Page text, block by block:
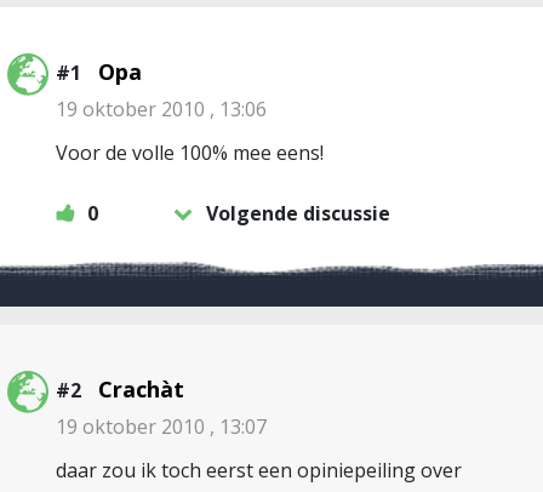
#1 Opa
19 oktober 2010 , 13:06
Voor de volle 100% mee eens!
0 Volgende discussie
#2 Crachàt
19 oktober 2010 , 13:07
daar zou ik toch eerst een opiniepeiling over